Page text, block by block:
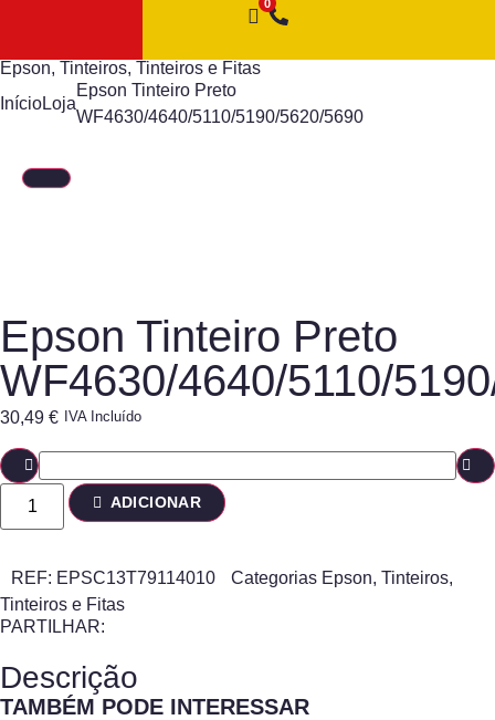
Epson, Tinteiros, Tinteiros e Fitas
InícioLoja
Epson Tinteiro Preto
WF4630/4640/5110/5190/5620/5690
Epson Tinteiro Preto
WF4630/4640/5110/
30,49 € IVA Incluído
ADICIONAR
REF: EPSC13T79114010 Categorias Epson, Tinteiros,
Tinteiros e Fitas
PARTILHAR:
Descrição
TAMBÉM PODE INTERESSAR